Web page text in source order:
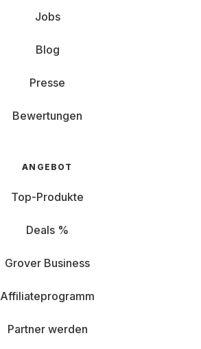
Jobs
Blog
Presse
Bewertungen
ANGEBOT
Top-Produkte
Deals %
Grover Business
Affiliateprogramm
Partner werden